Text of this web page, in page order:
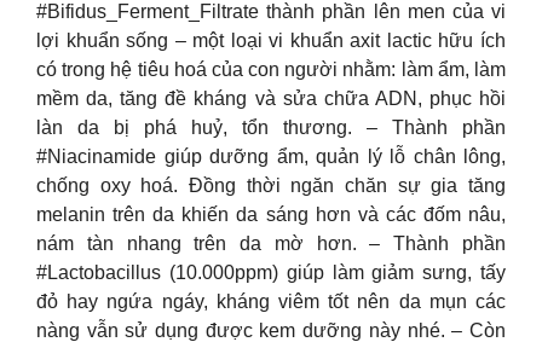
#Bifidus_Ferment_Filtrate thành phần lên men của vi
lợi khuẩn sống – một loại vi khuẩn axit lactic hữu ích
có trong hệ tiêu hoá của con người nhằm: làm ẩm, làm
mềm da, tăng đề kháng và sửa chữa ADN, phục hồi
làn da bị phá huỷ, tổn thương. – Thành phần
#Niacinamide giúp dưỡng ẩm, quản lý lỗ chân lông,
chống oxy hoá. Đồng thời ngăn chăn sự gia tăng
melanin trên da khiến da sáng hơn và các đốm nâu,
nám tàn nhang trên da mờ hơn. – Thành phần
#Lactobacillus (10.000ppm) giúp làm giảm sưng, tấy
đỏ hay ngứa ngáy, kháng viêm tốt nên da mụn các
nàng vẫn sử dụng được kem dưỡng này nhé. – Còn